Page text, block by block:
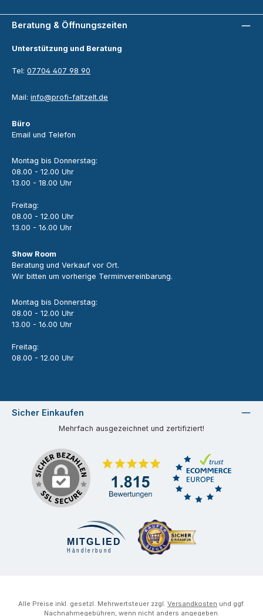
Beratung & Öffnungszeiten
Unterstützung und Beratung
Tel: 07704 407 98 90
Mail: info@profi-faltzelt.de
Büro
Email und Telefon
Montag bis Donnerstag:
08.00 - 12.00 Uhr
13.00 - 18.00 Uhr
Freitag:
08.00 - 12.00 Uhr
13.00 - 16.00 Uhr
Show Room
Beratung und Verkauf vor Ort.
Wir bitten um vorherige Terminvereinbarung.
Montag bis Donnerstag:
08.00 - 12.00 Uhr
13.00 - 16.00 Uhr
Freitag:
08.00 - 12.00 Uhr
Sicher Einkaufen
Mehrfach ausgezeichnet und zertifiziert!
Alle Preise inkl. gesetzl. Mehrwertsteuer zzgl. Versandkosten und ggf.
Nachnahmegebühren, wenn nicht anders angegeben.